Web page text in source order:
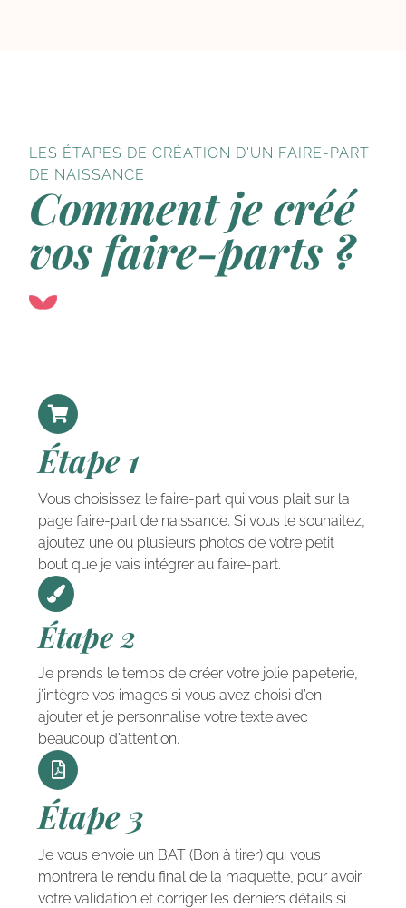
LES ÉTAPES DE CRÉATION D'UN FAIRE-PART
DE NAISSANCE
Comment je créé
vos faire-parts ?
Étape 1
Vous choisissez le faire-part qui vous plait sur la
page faire-part de naissance. Si vous le souhaitez,
ajoutez une ou plusieurs photos de votre petit
bout que je vais intégrer au faire-part.
Étape 2
Je prends le temps de créer votre jolie papeterie,
j’intègre vos images si vous avez choisi d’en
ajouter et je personnalise votre texte avec
beaucoup d’attention.
Étape 3
Je vous envoie un BAT (Bon à tirer) qui vous
montrera le rendu final de la maquette, pour avoir
votre validation et corriger les derniers détails si